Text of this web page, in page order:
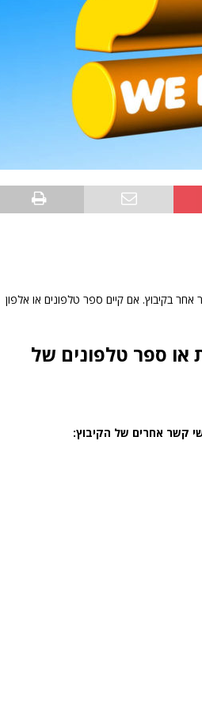
בקיבוץ. אם קיים ספר טלפונים או אלפון
או ספר טלפונים של
קשר אחרים של הקיבוץ: